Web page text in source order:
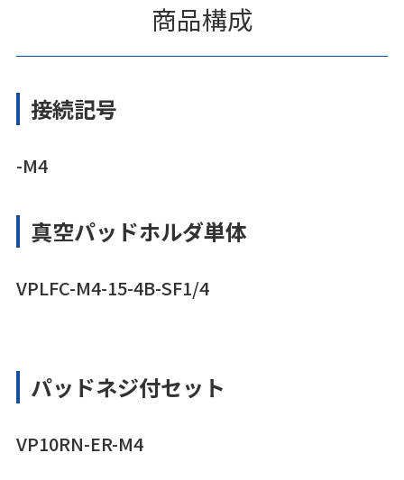
商品構成
接続記号
-M4
真空パッドホルダ単体
VPLFC-M4-15-4B-SF1/4
パッドネジ付セット
VP10RN-ER-M4